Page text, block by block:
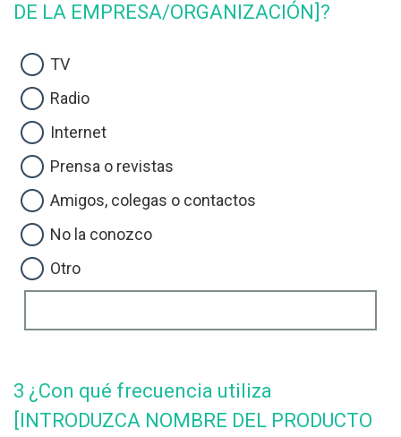
DE LA EMPRESA/ORGANIZACIÓN]?
TV
Radio
Internet
Prensa o revistas
Amigos, colegas o contactos
No la conozco
Otro
3 ¿Con qué frecuencia utiliza
[INTRODUZCA NOMBRE DEL PRODUCTO